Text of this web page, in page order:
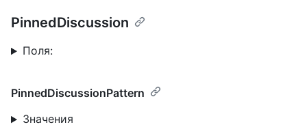
PinnedDiscussion
Поля:
PinnedDiscussionPattern
Значения